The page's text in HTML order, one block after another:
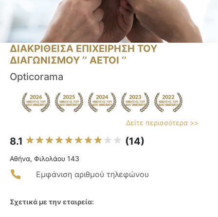
ΔΙΑΚΡΙΘΕΙΣΑ ΕΠΙΧΕΙΡΗΣΗ ΤΟΥ
ΔΙΑΓΩΝΙΣΜΟΥ ‘’ ΑΕΤΟΙ ‘’
Opticorama
Δείτε περισσότερα >>
8.1 (14)
Αθήνα, Φιλολάου 143
Εμφάνιση αριθμού τηλεφώνου
Σχετικά με την εταιρεία: